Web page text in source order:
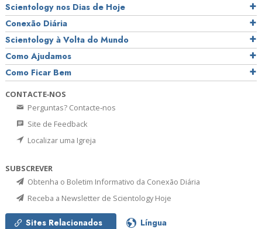
Scientology nos Dias de Hoje
Conexão Diária
Scientology à Volta do Mundo
Como Ajudamos
Como Ficar Bem
CONTACTE‑NOS
Perguntas? Contacte‑nos
Site de Feedback
Localizar uma Igreja
SUBSCREVER
Obtenha o Boletim Informativo da Conexão Diária
Receba a Newsletter de Scientology Hoje
Sites Relacionados Língua